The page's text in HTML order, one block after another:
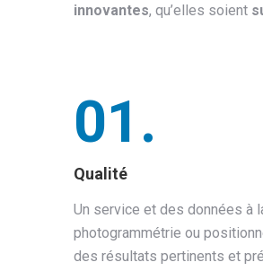
innovantes, qu’elles soient
01.
Qualité
Un service et des données à
photogrammétrie ou
des résultats pertinents et